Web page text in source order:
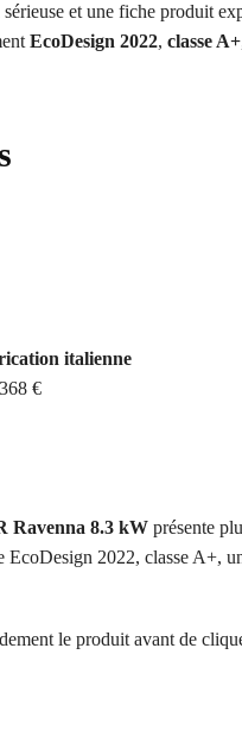
et une fiche produit
EcoDesign 2022, classe A+
italienne
€
Ravenna 8.3 kW présente
2022, classe A+,
le produit avant de